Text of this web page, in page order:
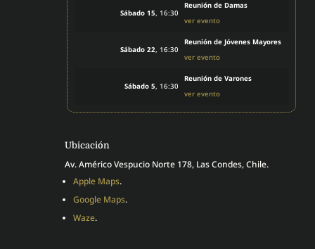
Sábado 15, 16:30
Reunión de Damas
ver evento
Sábado 22, 16:30
Reunión de Jóvenes Mayores
ver evento
Sábado 5, 16:30
Reunión de Varones
ver evento
Ubicación
Av. Américo Vespucio Norte 178, Las Condes, Chile.
Apple Maps.
Google Maps.
Waze.